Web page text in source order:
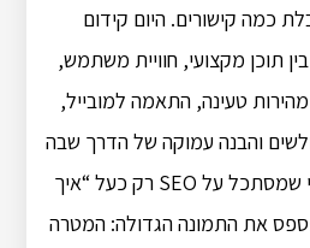
כמה קישורים. היום קידום
תוכן מקצועי, חוויית משתמש,
טעינה, התאמה למובייל,
והבנה עמוקה של הדרך שבה
אנשים מחפשים מידע. מי שמסתכל על SEO רק כעל “איך
את התמונה הגדולה: המטרה